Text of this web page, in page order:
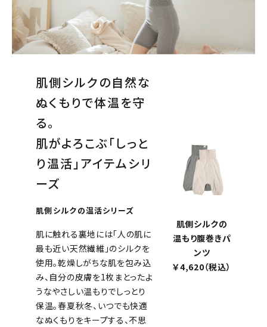
肌側シルクの自然な
ぬくもりで体温を守
る。
肌がよろこぶ「しっと
り温活」アイテムシリ
ーズ
肌側シルクの温活シリーズ
肌に触れる裏地には「人の肌に
最も近い天然繊維」のシルクを
使用。乾燥しがちな肌を包み込
み、自分の皮膚を1枚まとったよ
うなやさしい温もりでしっとり
保温。春夏秋冬、いつでも快適
なぬくもりをキープする、不思
肌側シルクの
温もり腹巻きパ
ンツ
￥4,620（税込）